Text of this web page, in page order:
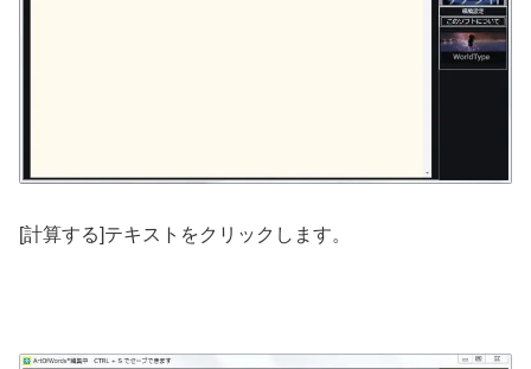
[計算する]テキストをクリックします。